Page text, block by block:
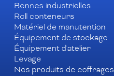
Bennes industrielles
Roll conteneurs
Matériel de manutention
Équipement de stockage
Équipement d'atelier
Levage
Nos produits de coffrages